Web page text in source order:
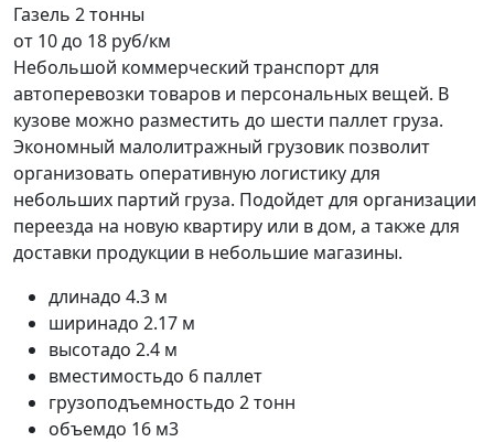
Газель 2 тонны
от 10 до 18 руб/км
Небольшой коммерческий транспорт для
автоперевозки товаров и персональных вещей. В
кузове можно разместить до шести паллет груза.
Экономный малолитражный грузовик позволит
организовать оперативную логистику для
небольших партий груза. Подойдет для организации
переезда на новую квартиру или в дом, а также для
доставки продукции в небольшие магазины.
длинадо 4.3 м
ширинадо 2.17 м
высотадо 2.4 м
вместимостьдо 6 паллет
грузоподъемностьдо 2 тонн
объемдо 16 м3